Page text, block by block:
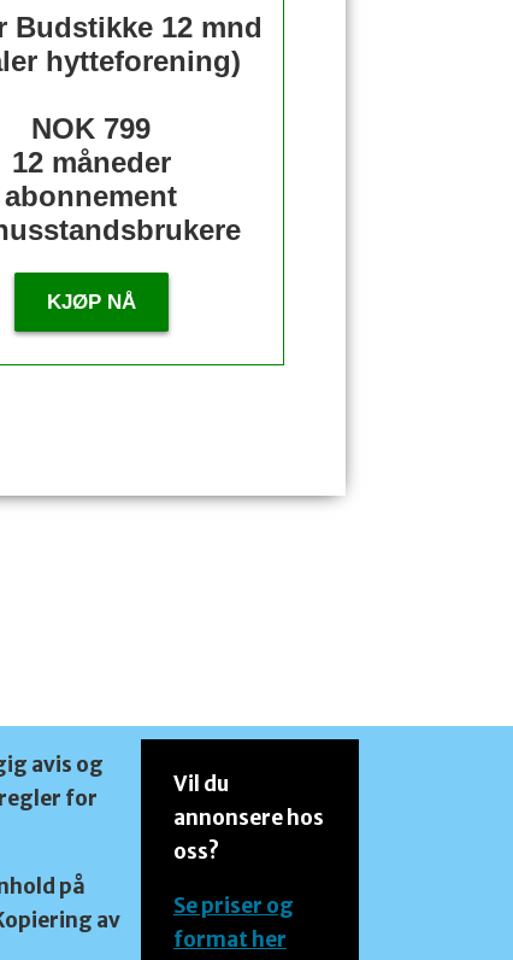
Budstikke 12 mnd
hytteforening)
NOK 799
12 måneder
abonnement
KJØP NÅ
avis og
for
på
av
Vil du
annonsere hos
oss?
Se priser og
format her